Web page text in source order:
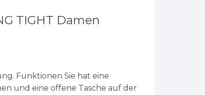
TIGHT Damen
Funktionen Sie hat eine
und eine offene Tasche auf der